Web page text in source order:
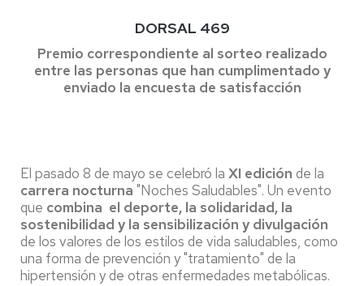
DORSAL 469
Premio correspondiente al sorteo realizado
entre las personas que han cumplimentado y
enviado la encuesta de satisfacción
El pasado 8 de mayo se celebró la XI edición de la
carrera nocturna "Noches Saludables". Un evento
que combina el deporte, la solidaridad, la
sostenibilidad y la sensibilización y divulgación
de los valores de los estilos de vida saludables, como
una forma de prevención y "tratamiento" de la
hipertensión y de otras enfermedades metabólicas.